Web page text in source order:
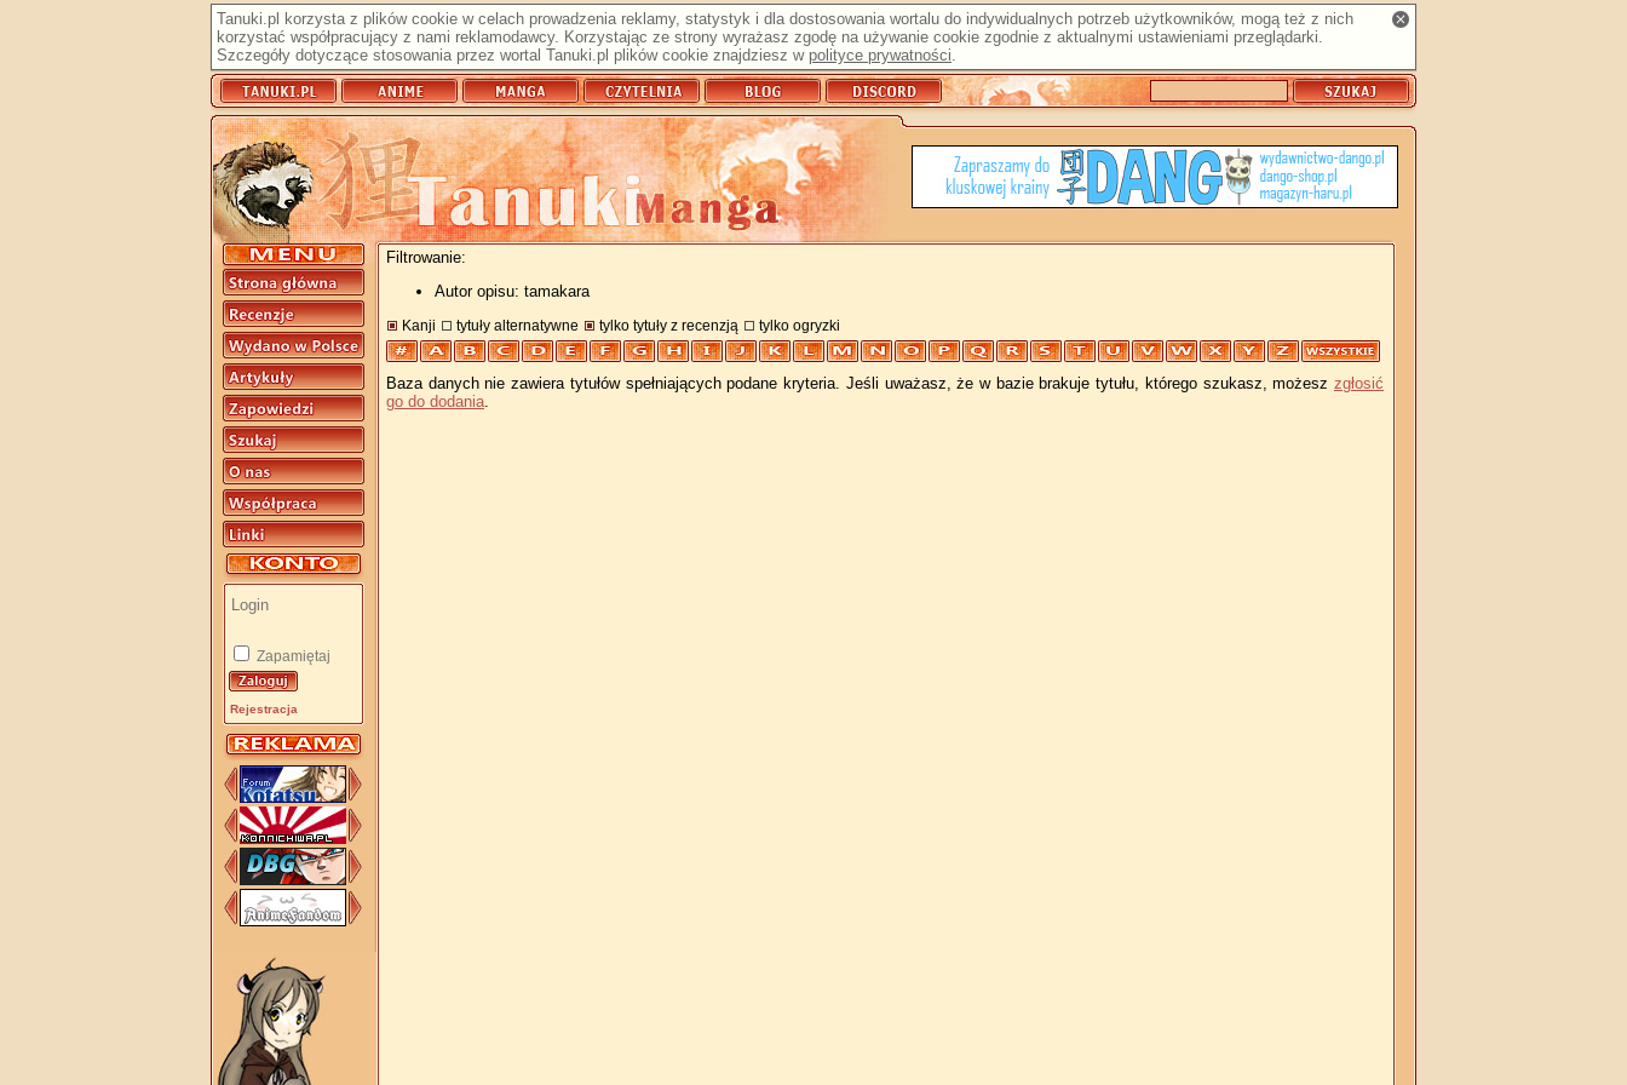
Tanuki.pl korzysta z plików cookie w celach prowadzenia reklamy, statystyk i dla dostosowania wortalu do indywidualnych potrzeb użytkowników, mogą też z nich
korzystać współpracujący z nami reklamodawcy. Korzystając ze strony wyrażasz zgodę na używanie cookie zgodnie z aktualnymi ustawieniami przeglądarki.
Szczegóły dotyczące stosowania przez wortal Tanuki.pl plików cookie znajdziesz w polityce prywatności.
Zapamiętaj
Rejestracja
Filtrowanie:
Autor opisu: tamakara
Kanji tytuły alternatywne tylko tytuły z recenzją tylko ogryzki
Baza danych nie zawiera tytułów spełniających podane kryteria. Jeśli uważasz, że w bazie brakuje tytułu, którego szukasz, możesz zgłosić
go do dodania.